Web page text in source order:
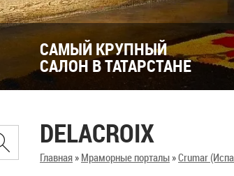
САМЫЙ КРУПНЫЙ
САЛОН В ТАТАРСТАНЕ
DELACROIX
Главная» Мраморные порталы»Crumar